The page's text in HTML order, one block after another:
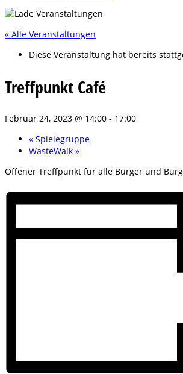
« Alle Veranstaltungen
Diese Veranstaltung hat bereits
Treffpunkt Café
Februar 24, 2023 @ 14:00 - 17:00
« Spielegruppe
WasteWalk »
Offener Treffpunkt für alle Bürger und